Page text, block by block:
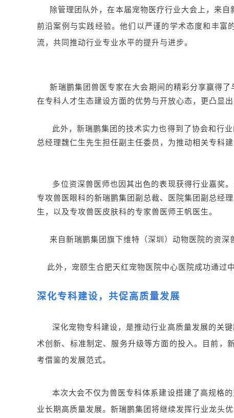
除管理团队外，在本届宠物医疗行业大会上，来自
前沿案例与实践经验。他们以严谨的学术态度和丰富
流，共同推动行业专业水平的提升与进步。
新瑞鹏集团兽医专家在大会期间的精彩分享赢得了
在专科人才生态建设方面的优势与开放心态，更凸显
此外，新瑞鹏集团的技术实力也得到了协会和行业
总经理魏仁生先生担任副主任委员，为推动相关专科建
多位资深兽医师也因其出色的表现获得行业嘉奖。
专攻兽医眼科的新瑞鹏集团副总裁、医院集团副总经
生，以及专攻兽医皮肤科的专家兽医师王帆医生。
来自新瑞鹏集团旗下维特（深圳）动物医院的资深
此外，宠颐生合肥天红宠物医院中心医院成功通过
深化专科建设，共促高质量发展
深化宠物专科建设，是推动行业高质量发展的关键
术创新、标准制定、服务升级等方面的投入。目前，
考借鉴的发展范式。
本次大会不仅为兽医专科体系建设搭建了高规格的
业长期高质量发展。新瑞鹏集团将继续发挥行业龙头